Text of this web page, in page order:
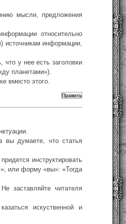
мысли, предложения
относительно
источникам информации,
что у нее есть заголовки
планетами»).
вместо этого.
вы думаете, что статья
инструктировать
или форму «вы»: «Тогда
Не заставляйте читателя
искуственной и